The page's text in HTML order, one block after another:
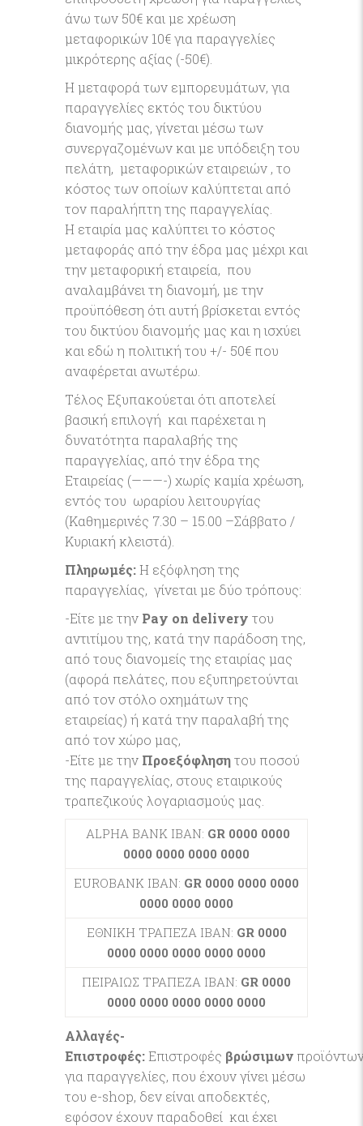
άνω των 50€ και με χρέωση
μεταφορικών 10€ για παραγγελίες
μικρότερης αξίας (-50€).
Η μεταφορά των εμπορευμάτων, για
παραγγελίες εκτός του δικτύου
διανομής μας, γίνεται μέσω των
συνεργαζομένων και με υπόδειξη του
πελάτη, μεταφορικών εταιρειών , το
κόστος των οποίων καλύπτεται από
τον παραλήπτη της παραγγελίας.
Η εταιρία μας καλύπτει το κόστος
μεταφοράς από την έδρα μας μέχρι και
την μεταφορική εταιρεία, που
αναλαμβάνει τη διανομή, με την
προϋπόθεση ότι αυτή βρίσκεται εντός
του δικτύου διανομής μας και η ισχύει
και εδώ η πολιτική του +/- 50€ που
αναφέρεται ανωτέρω.
Τέλος Εξυπακούεται ότι αποτελεί
βασική επιλογή και παρέχεται η
δυνατότητα παραλαβής της
παραγγελίας, από την έδρα της
Εταιρείας (———-) χωρίς καμία χρέωση,
εντός του ωραρίου λειτουργίας
(Καθημερινές 7.30 – 15.00 –Σάββατο /
Κυριακή κλειστά).
Πληρωμές:Η εξόφληση της
παραγγελίας, γίνεται με δύο τρόπους:
-Είτε με την Pay on delivery του
αντιτίμου της, κατά την παράδοση της,
από τους διανομείς της εταιρίας μας
(αφορά πελάτες, που εξυπηρετούνται
από τον στόλο οχημάτων της
εταιρείας) ή κατά την παραλαβή της
από τον χώρο μας,
-Είτε με την Προεξόφλησητου ποσού
της παραγγελίας, στους εταιρικούς
τραπεζικούς λογαριασμούς μας.
ALPHA BANK IBAN: GR 0000 0000
0000 0000 0000 0000
EUROBANK IBAN: GR 0000 0000 0000
0000 0000 0000
ΕΘΝΙΚΗ ΤΡΑΠΕΖΑ IBAN: GR 0000
0000 0000 0000 0000 0000
ΠΕΙΡΑΙΩΣ ΤΡΑΠΕΖΑ IBAN: GR 0000
0000 0000 0000 0000 0000
Αλλαγές-
Επιστροφές:Επιστροφές βρώσιμων
για παραγγελίες, που έχουν γίνει μέσω
του e-shop, δεν είναι αποδεκτές,
εφόσον έχουν παραδοθεί και έχει